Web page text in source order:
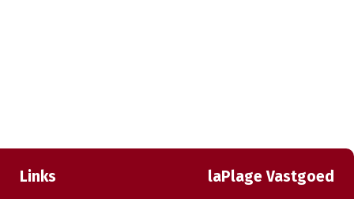
Links laPlage Vastgoed